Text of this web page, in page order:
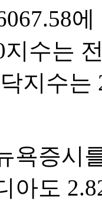
수는
지수는
욕증시
아도